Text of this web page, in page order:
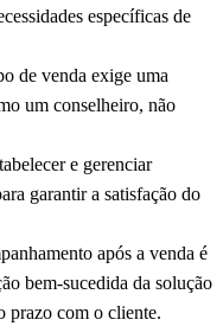
específicas de
de venda exige uma
um conselheiro, não
e gerenciar
garantir a satisfação do
após a venda é
bem-sucedida da solução
prazo com o cliente.